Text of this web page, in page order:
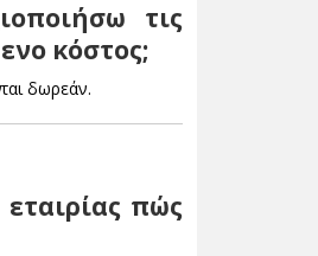
τις
κόστος;
δωρεάν.
πώς